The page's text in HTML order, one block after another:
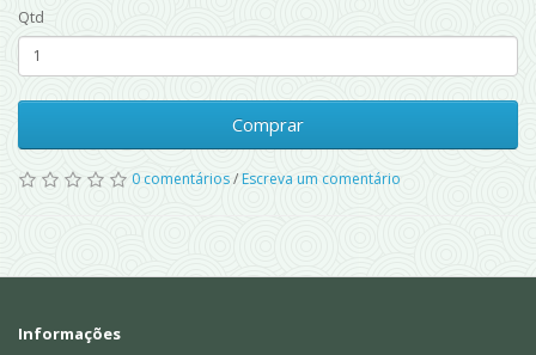
Qtd
Comprar
0 comentários/Escreva um comentário
Informações